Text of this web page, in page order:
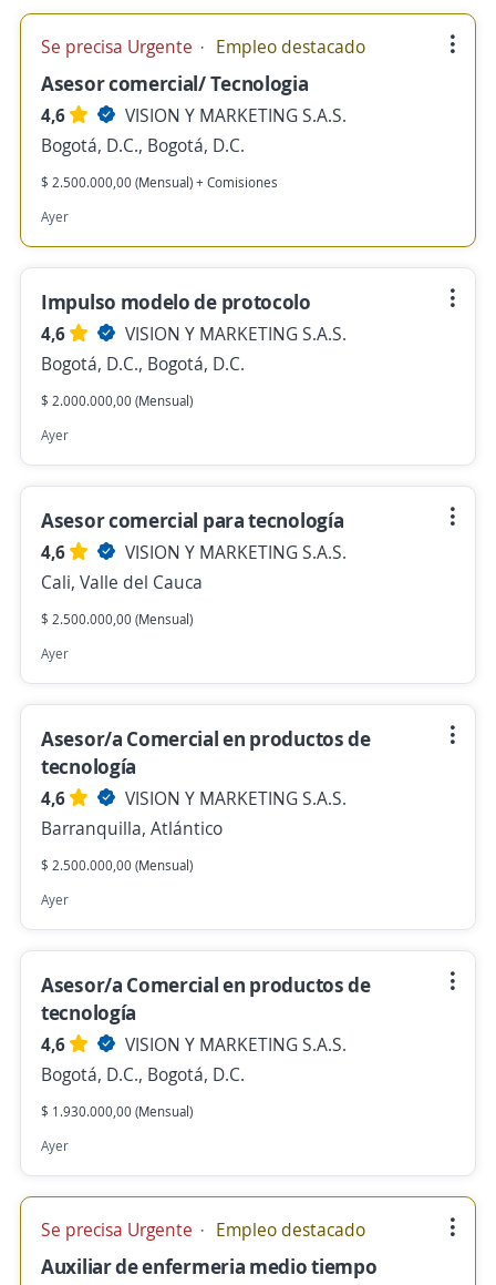
Se precisa Urgente Empleo destacado
Asesor comercial/ Tecnologia
4,6
VISION Y MARKETING S.A.S.
Bogotá, D.C., Bogotá, D.C.
$ 2.500.000,00 (Mensual) + Comisiones
Ayer
Impulso modelo de protocolo
4,6
VISION Y MARKETING S.A.S.
Bogotá, D.C., Bogotá, D.C.
$ 2.000.000,00 (Mensual)
Ayer
Asesor comercial para tecnología
4,6
VISION Y MARKETING S.A.S.
Cali, Valle del Cauca
$ 2.500.000,00 (Mensual)
Ayer
Asesor/a Comercial en productos de
tecnología
4,6
VISION Y MARKETING S.A.S.
Barranquilla, Atlántico
$ 2.500.000,00 (Mensual)
Ayer
Asesor/a Comercial en productos de
tecnología
4,6
VISION Y MARKETING S.A.S.
Bogotá, D.C., Bogotá, D.C.
$ 1.930.000,00 (Mensual)
Ayer
Se precisa Urgente Empleo destacado
Auxiliar de enfermeria medio tiempo